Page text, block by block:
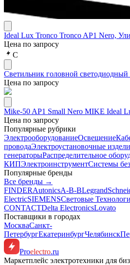
Ideal Lux Tronco Tronco AP1 Nero,
Цена по запросу
С
Светильник головной
Цена по запросу
Mike-50 AP1 Small Nero MIKE Ideal
Цена по запросу
Популярные рубрики
ЭлектрооборудованиеОсвещение
проводаЭлектроустановочные
генераторыРаспределительное
КИПЭлектроинструментСистемы
Популярные бренды
Все бренды →
FINDERAutonicsA-B-BLegrand
ElectricSIEMENSСветовые
CONTACTDelta ElectronicsLovato
Поставщики в городах
МоскваСанкт-
ПетербургЕкатеринбургЧелябинск
Proelectro.ru
Маркетплейс электротехники для